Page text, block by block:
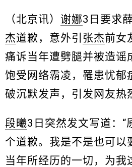
（北京讯） 谢娜3日要求
杰道歉，意外引 张杰前女
痛诉当年遭劈腿并被造谣
饱受网络霸凌，罹患忧郁
破沉默发声，引发网友热
段曦3日突然发文写道：“
个道歉。我是不是也可以
当年所经历的一切，为我